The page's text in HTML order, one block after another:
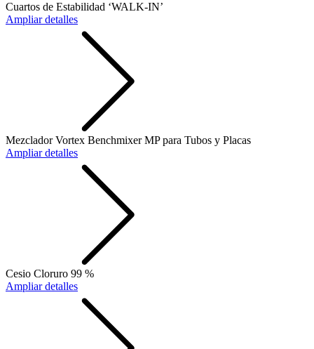
Cuartos de Estabilidad ‘WALK-IN’
Ampliar detalles
Mezclador Vortex Benchmixer MP para Tubos y Placas
Ampliar detalles
Cesio Cloruro 99 %
Ampliar detalles